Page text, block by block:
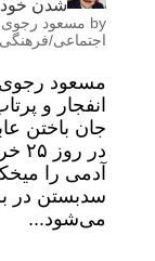
شدن
by مسعود رجوی
اجتماعی/فرهنگی
انفجار و
جان باختن
در
آدمی را
سدبستن در
می‌شود...